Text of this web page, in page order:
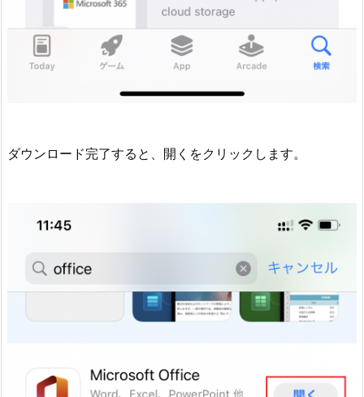
ダウンロード完了すると、開くをクリックします。